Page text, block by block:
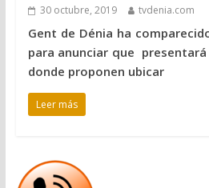
30 octubre, 2019 tvdenia.com
Gent de Dénia ha
para anunciar que
donde proponen ubicar
Leer más